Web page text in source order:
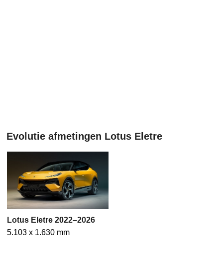
Evolutie afmetingen Lotus Eletre
Lotus Eletre 2022–2026
5.103 x 1.630 mm